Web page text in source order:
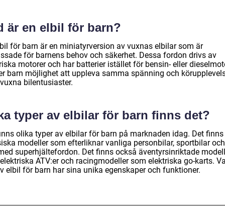
är en elbil för barn?
för barn är en miniatyrversion av vuxnas elbilar som är
för barnens behov och säkerhet. Dessa fordon drivs av
motorer och har batterier istället för bensin- eller
barn möjlighet att uppleva samma spänning och
bilentusiaster.
typer av elbilar för barn finns det?
olika typer av elbilar för barn på marknaden idag. Det finns
modeller som efterliknar vanliga personbilar, sportbilar
superhjältefordon. Det finns också äventyrsinriktade
ATV:er och racingmodeller som elektriska go-karts.
elbil för barn har sina unika egenskaper och funktioner.